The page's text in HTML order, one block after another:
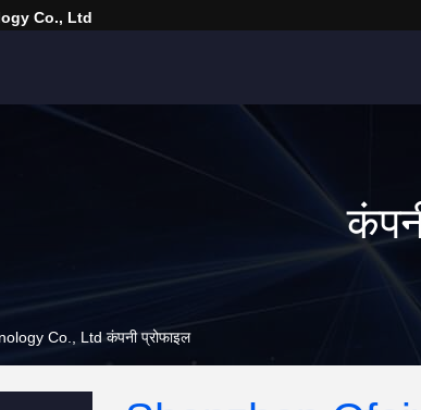
Co., Ltd
Co., Ltd कंपनी प्रोफाइल